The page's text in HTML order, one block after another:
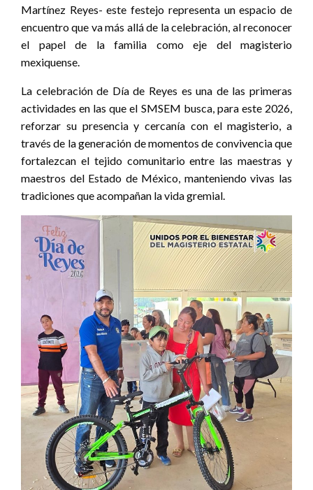
Martínez Reyes- este festejo representa un espacio de
encuentro que va más allá de la celebración, al reconocer
el papel de la familia como eje del magisterio
mexiquense.
La celebración de Día de Reyes es una de las primeras
actividades en las que el SMSEM busca, para este 2026,
reforzar su presencia y cercanía con el magisterio, a
través de la generación de momentos de convivencia que
fortalezcan el tejido comunitario entre las maestras y
maestros del Estado de México, manteniendo vivas las
tradiciones que acompañan la vida gremial.